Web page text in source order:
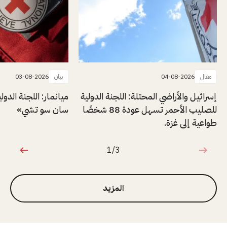
مقال 04-08-2026
إسرائيل والأراضي المحتلة: اللجنة الدولية
للصليب الأحمر تسهل عودة 88 شخصًا
طواعية إلى غزة.
بيان 03-08-2026
ميانمار: اللجنة
سان سو تشي»
1 من 3
1/3
المزيد